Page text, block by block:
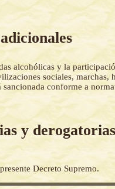
alcohólicas y la
sociales, marchas,
conforme a
y derogatorias
Decreto Supremo.